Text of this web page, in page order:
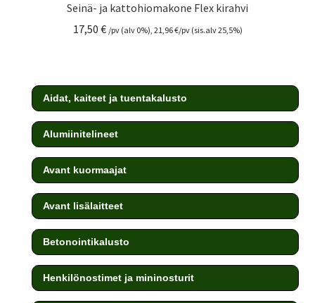
Seinä- ja kattohiomakone Flex kirahvi
17,50 € /pv (alv 0%), 21,96€/pv (sis.alv 25,5%)
Aidat, kaiteet ja tuentakalusto
Alumiinitelineet
Avant kuormaajat
Avant lisälaitteet
Betonointikalusto
Henkilönostimet ja mininosturit